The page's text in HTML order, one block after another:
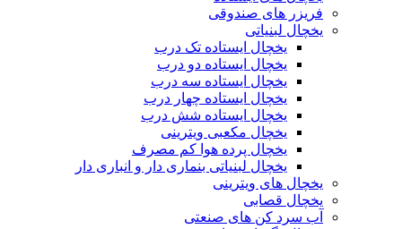
فریزر های صندوقی
یخچال لبنیاتی
یخچال ایستاده تک درب
یخچال ایستاده دو درب
یخچال ایستاده سه درب
یخچال ایستاده چهار درب
یخچال ایستاده شش درب
یخچال مکعبی ویترینی
یخچال پرده هوا کم مصرف
یخچال لبنیاتی بنماری دار و انباری دار
یخچال های ویترینی
یخچال قصابی
آب سرد کن های صنعتی